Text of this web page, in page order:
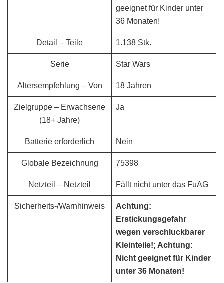
geeignet für Kinder unter
36 Monaten!
Detail – Teile 1.138 Stk.
Serie Star Wars
Altersempfehlung – Von 18 Jahren
Zielgruppe – Erwachsene
(18+ Jahre)
Ja
Batterie erforderlich Nein
Globale Bezeichnung 75398
Netzteil – Netzteil Fällt nicht unter das FuAG
Sicherheits-/Warnhinweis
Achtung:
Erstickungsgefahr
wegen verschluckbarer
Kleinteile!; Achtung:
Nicht geeignet für Kinder
unter 36 Monaten!